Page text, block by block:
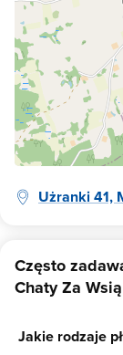
Użranki 41,
Często
Chaty Za Wsią
Jakie rodzaje